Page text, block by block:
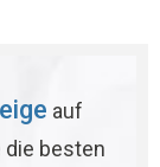
auf
die besten